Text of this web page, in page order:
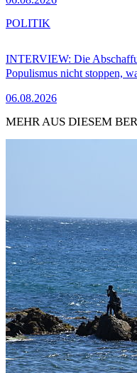
INTERVIEW: Die
Populismus nicht stoppen,
06.08.2026
POLITIK
MEHR AUS DIESEM